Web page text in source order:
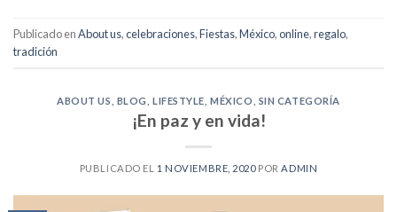
Publicado enAbout us,celebraciones,Fiestas,México,online,regalo,
tradición
ABOUT US BLOG ,LIFESTYLE ,MÉXICO SIN CATEGORÍA
¡En paz y en vida!
PUBLICADO EL 1 NOVIEMBRE, 2020PORADMIN